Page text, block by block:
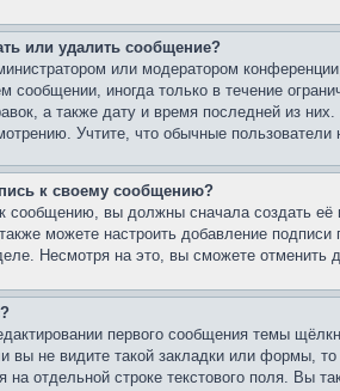
или удалить сообщение?
или модератором
сообщении, иногда только в течение
а также дату и время последней из
Учтите, что обычные
к своему сообщению?
сообщению, вы должны сначала создать
можете настроить добавление
Несмотря на это, вы сможете
первого сообщения темы
вы не видите такой закладки или формы,
на отдельной строке текстового поля. Вы